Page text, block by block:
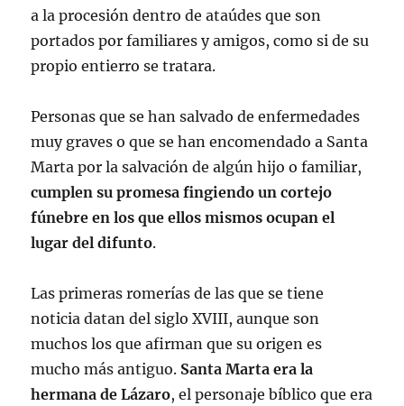
a la procesión dentro de ataúdes que son
portados por familiares y amigos, como si de su
propio entierro se tratara.
Personas que se han salvado de enfermedades
muy graves o que se han encomendado a Santa
Marta por la salvación de algún hijo o familiar,
cumplen su promesa fingiendo un cortejo
fúnebre en los que ellos mismos ocupan el
lugar del difunto.
Las primeras romerías de las que se tiene
noticia datan del siglo XVIII, aunque son
muchos los que afirman que su origen es
mucho más antiguo. Santa Marta era la
hermana de Lázaro, el personaje bíblico que era